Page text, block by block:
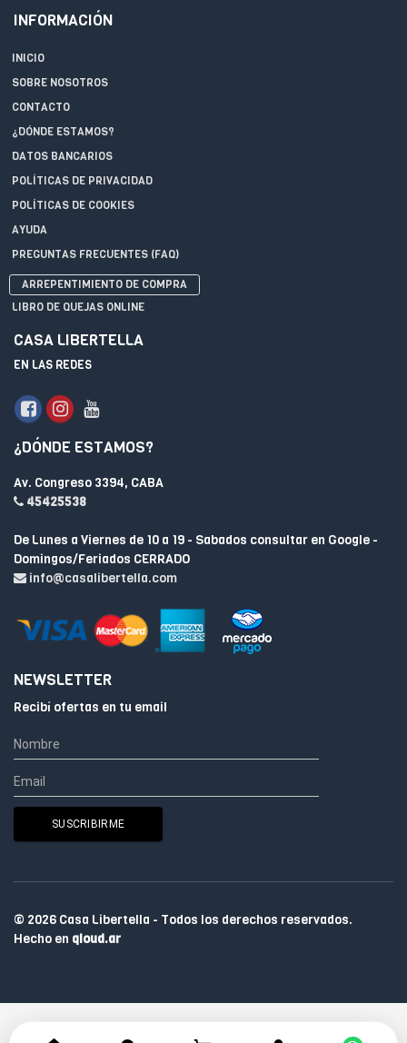
INFORMACIÓN
INICIO
SOBRE NOSOTROS
CONTACTO
¿DÓNDE ESTAMOS?
DATOS BANCARIOS
POLÍTICAS DE PRIVACIDAD
POLÍTICAS DE COOKIES
AYUDA
PREGUNTAS FRECUENTES (FAQ)
ARREPENTIMIENTO DE COMPRA
LIBRO DE QUEJAS ONLINE
CASA LIBERTELLA
EN LAS REDES
¿DÓNDE ESTAMOS?
Av. Congreso 3394, CABA
45425538
De Lunes a Viernes de 10 a 19 - Sabados consultar en Google -
Domingos/Feriados CERRADO
info@casalibertella.com
NEWSLETTER
Recibí ofertas en tu email
© 2026 Casa Libertella - Todos los derechos reservados.
Hecho en qloud.ar